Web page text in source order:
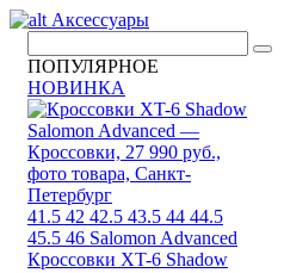
Аксессуары
ПОПУЛЯРНОЕ
НОВИНКА
41.5 42 42.5 43.5 44 44.5
45.5 46 Salomon Advanced
Кроссовки XT-6 Shadow